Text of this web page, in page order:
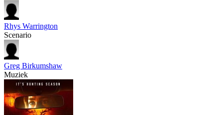
Rhys Warrington
Scenario
Greg Birkumshaw
Muziek